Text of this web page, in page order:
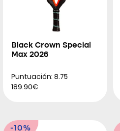
Black Crown Special
Max 2026
Puntuación: 8.75
189.90€
-10%